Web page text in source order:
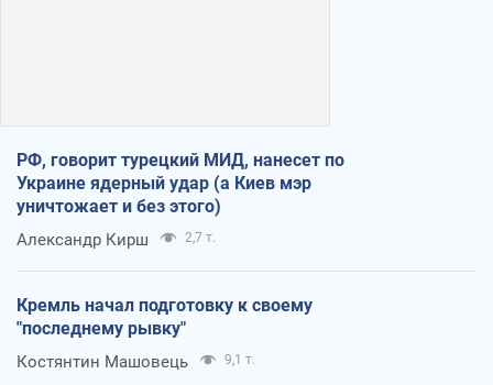
РФ, говорит турецкий МИД, нанесет по
Украине ядерный удар (а Киев мэр
уничтожает и без этого)
Александр Кирш 2,7 т.
Кремль начал подготовку к своему
"последнему рывку"
Костянтин Машовець 9,1 т.